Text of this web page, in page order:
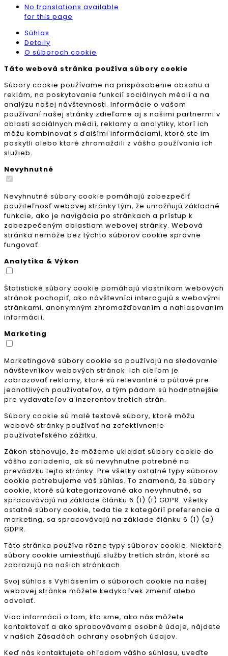
No translations available
for this page
Súhlas
Detaily
O súboroch cookie
Táto webová stránka používa súbory cookie
Súbory cookie používame na prispôsobenie obsahu a
reklám, na poskytovanie funkcií sociálnych médií a na
analýzu našej návštevnosti. Informácie o vašom
používaní našej stránky zdieľame aj s našimi partnermi v
oblasti sociálnych médií, reklamy a analytiky, ktorí ich
môžu kombinovať s ďalšími informáciami, ktoré ste im
poskytli alebo ktoré zhromaždili z vášho používania ich
služieb.
Nevyhnutné
Nevyhnutné súbory cookie pomáhajú zabezpečiť
použiteľnosť webovej stránky tým, že umožňujú základné
funkcie, ako je navigácia po stránkach a prístup k
zabezpečeným oblastiam webovej stránky. Webová
stránka nemôže bez týchto súborov cookie správne
fungovať.
Analytika & Výkon
Štatistické súbory cookie pomáhajú vlastníkom webových
stránok pochopiť, ako návštevníci interagujú s webovými
stránkami, anonymným zhromažďovaním a nahlasovaním
informácií.
Marketing
Marketingové súbory cookie sa používajú na sledovanie
návštevníkov webových stránok. Ich cieľom je
zobrazovať reklamy, ktoré sú relevantné a pútavé pre
jednotlivých používateľov, a tým pádom sú hodnotnejšie
pre vydavateľov a inzerentov tretích strán.
Súbory cookie sú malé textové súbory, ktoré môžu
webové stránky používať na zefektívnenie
používateľského zážitku.
Zákon stanovuje, že môžeme ukladať súbory cookie do
vášho zariadenia, ak sú nevyhnutne potrebné na
prevádzku tejto stránky. Pre všetky ostatné typy súborov
cookie potrebujeme váš súhlas. To znamená, že súbory
cookie, ktoré sú kategorizované ako nevyhnutné, sa
spracovávajú na základe článku 6 (1) (f) GDPR. Všetky
ostatné súbory cookie, teda tie z kategórií preferencie a
marketing, sa spracovávajú na základe článku 6 (1) (a)
GDPR.
Táto stránka používa rôzne typy súborov cookie. Niektoré
súbory cookie umiestňujú služby tretích strán, ktoré sa
zobrazujú na našich stránkach.
Svoj súhlas s Vyhlásením o súboroch cookie na našej
webovej stránke môžete kedykoľvek zmeniť alebo
odvolať.
Viac informácií o tom, kto sme, ako nás môžete
kontaktovať a ako spracovávame osobné údaje, nájdete
v našich Zásadách ochrany osobných údajov.
Keď nás kontaktujete ohľadom vášho súhlasu, uveďte